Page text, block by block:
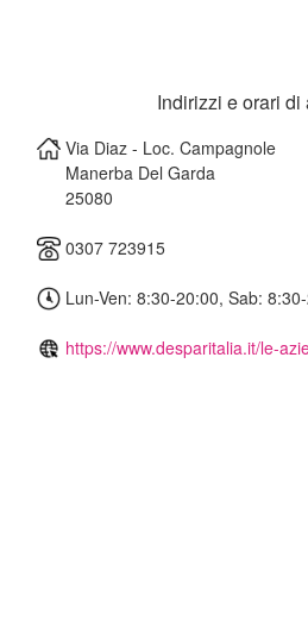
Indirizzi e orari di
Via Diaz - Loc. Campagnole
Manerba Del Garda
25080
0307 723915
Lun-Ven: 8:30-20:00, Sab:
https://www.desparitalia.it/le-